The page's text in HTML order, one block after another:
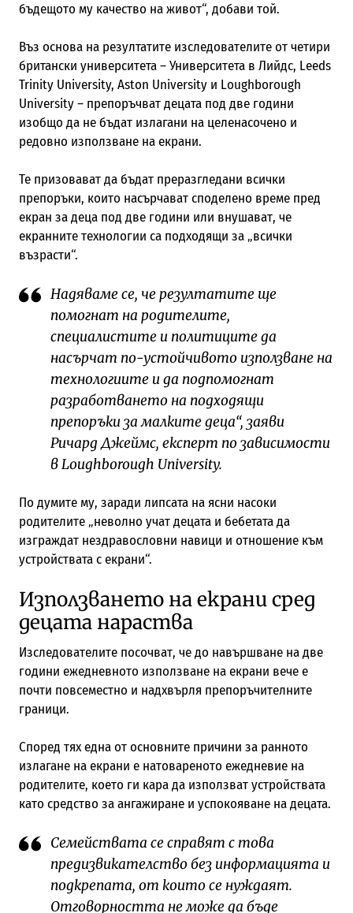
бъдещото му качество на живот“, добави той.
Въз основа на резултатите изследователите от четири
британски университета – Университета в Лийдс, Leeds
Trinity University, Aston University и Loughborough
University – препоръчват децата под две години
изобщо да не бъдат излагани на целенасочено и
редовно използване на екрани.
Те призовават да бъдат преразгледани всички
препоръки, които насърчават споделено време пред
екран за деца под две години или внушават, че
екранните технологии са подходящи за „всички
възрасти“.
Надяваме се, че резултатите ще
помогнат на родителите,
специалистите и политиците да
насърчат по-устойчивото използване на
технологиите и да подпомогнат
разработването на подходящи
препоръки за малките деца“, заяви
Ричард Джеймс, експерт по зависимости
в Loughborough University.
По думите му, заради липсата на ясни насоки
родителите „неволно учат децата и бебетата да
изграждат нездравословни навици и отношение към
устройствата с екрани“.
Използването на екрани сред
децата нараства
Изследователите посочват, че до навършване на две
години ежедневното използване на екрани вече е
почти повсеместно и надхвърля препоръчителните
граници.
Според тях една от основните причини за ранното
излагане на екрани е натовареното ежедневие на
родителите, което ги кара да използват устройствата
като средство за ангажиране и успокояване на децата.
Семействата се справят с това
предизвикателство без информацията и
подкрепата, от които се нуждаят.
Отговорността не може да бъде